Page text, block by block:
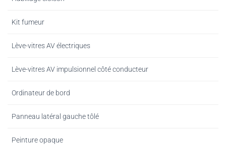
Kit fumeur
Lève-vitres AV électriques
Lève-vitres AV impulsionnel côté conducteur
Ordinateur de bord
Panneau latéral gauche tôlé
Peinture opaque